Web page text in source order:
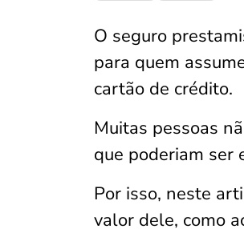
O seguro
para quem
cartão de crédito.
Muitas pessoas
que poderiam ser
Por isso, neste
valor dele, como